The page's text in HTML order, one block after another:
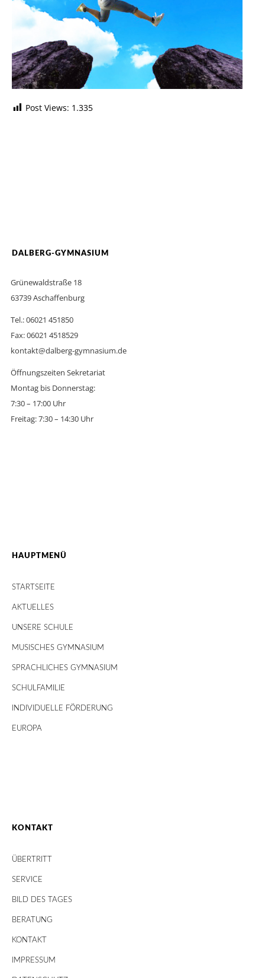
Post Views: 1.335
DALBERG-GYMNASIUM
Grünewaldstraße 18
63739 Aschaffenburg
Tel.: 06021 451850
Fax: 06021 4518529
kontakt@dalberg-gymnasium.de
Öffnungszeiten Sekretariat
Montag bis Donnerstag:
7:30 – 17:00 Uhr
Freitag: 7:30 – 14:30 Uhr
HAUPTMENÜ
STARTSEITE
AKTUELLES
UNSERE SCHULE
MUSISCHES GYMNASIUM
SPRACHLICHES GYMNASIUM
SCHULFAMILIE
INDIVIDUELLE FÖRDERUNG
EUROPA
KONTAKT
ÜBERTRITT
SERVICE
BILD DES TAGES
BERATUNG
KONTAKT
IMPRESSUM